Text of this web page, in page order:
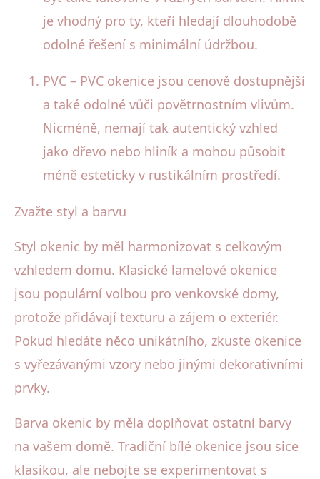
je vhodný pro ty, kteří hledají dlouhodobě
odolné řešení s minimální údržbou.
PVC – PVC okenice jsou cenově dostupnější
a také odolné vůči povětrnostním vlivům.
Nicméně, nemají tak autentický vzhled
jako dřevo nebo hliník a mohou působit
méně esteticky v rustikálním prostředí.
Zvažte styl a barvu
Styl okenic by měl harmonizovat s celkovým
vzhledem domu. Klasické lamelové okenice
jsou populární volbou pro venkovské domy,
protože přidávají texturu a zájem o exteriér.
Pokud hledáte něco unikátního, zkuste okenice
s vyřezávanými vzory nebo jinými dekorativními
prvky.
Barva okenic by měla doplňovat ostatní barvy
na vašem domě. Tradiční bílé okenice jsou sice
klasikou, ale nebojte se experimentovat s